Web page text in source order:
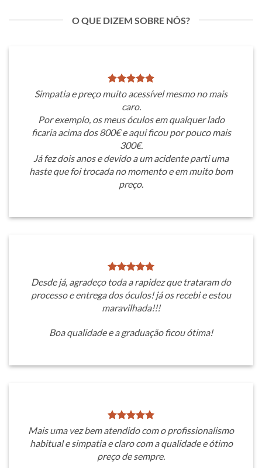
O QUE DIZEM SOBRE NÓS?
Simpatia e preço muito acessível mesmo no mais
caro.
Por exemplo, os meus óculos em qualquer lado
ficaria acima dos 800€ e aqui ficou por pouco mais
300€.
Já fez dois anos e devido a um acidente parti uma
haste que foi trocada no momento e em muito bom
preço.
Desde já, agradeço toda a rapidez que trataram do
processo e entrega dos óculos! já os recebi e estou
maravilhada!!!
Boa qualidade e a graduação ficou ótima!
Mais uma vez bem atendido com o profissionalismo
habitual e simpatia e claro com a qualidade e ótimo
preço de sempre.